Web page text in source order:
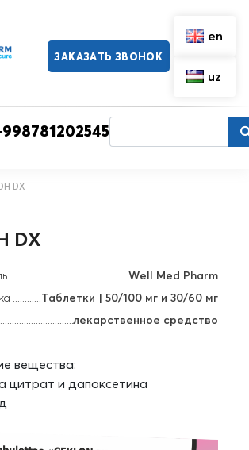
ЗАКАЗАТЬ ЗВОНОК
en
uz
DX
DX
Well Med Pharm
Таблетки | 50/100 мг и 30/60 мг
лекарственное средство
вещества:
цитрат и дапоксетина